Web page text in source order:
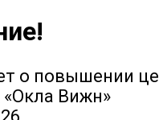
о повышении
Вижн»